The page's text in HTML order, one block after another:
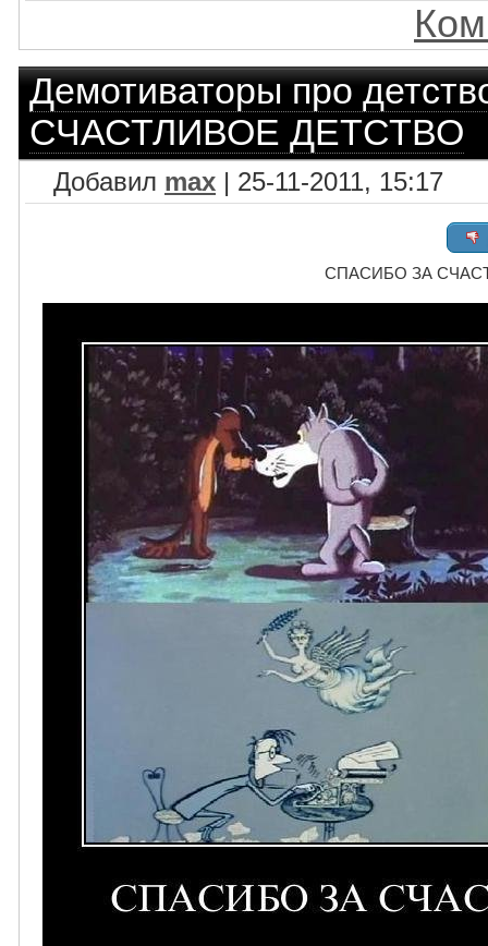
Демотиваторы про
СЧАСТЛИВОЕ ДЕТСТВО
Добавил max | 25-11-2011, 15:17
СПАСИБО ЗА